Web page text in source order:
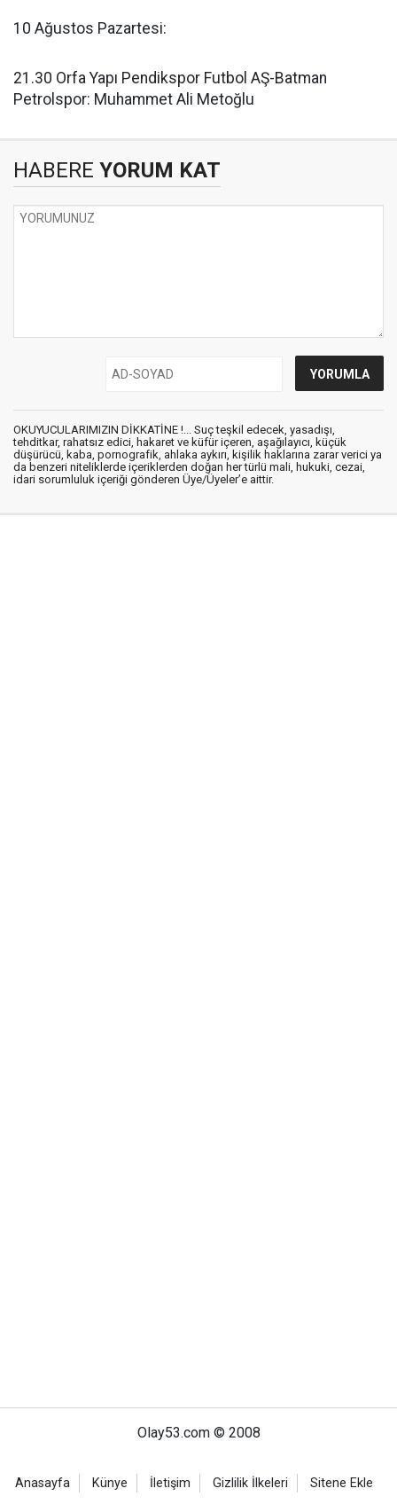
10 Ağustos Pazartesi:
21.30 Orfa Yapı Pendikspor Futbol AŞ-Batman
Petrolspor: Muhammet Ali Metoğlu
HABERE YORUM KAT
OKUYUCULARIMIZIN DİKKATİNE !... Suç teşkil edecek, yasadışı,
tehditkar, rahatsız edici, hakaret ve küfür içeren, aşağılayıcı, küçük
düşürücü, kaba, pornografik, ahlaka aykırı, kişilik haklarına zarar verici ya
da benzeri niteliklerde içeriklerden doğan her türlü mali, hukuki, cezai,
idari sorumluluk içeriği gönderen Üye/Üyeler’e aittir.
Olay53.com © 2008
Anasayfa Künye İletişim Gizlilik İlkeleri Sitene Ekle